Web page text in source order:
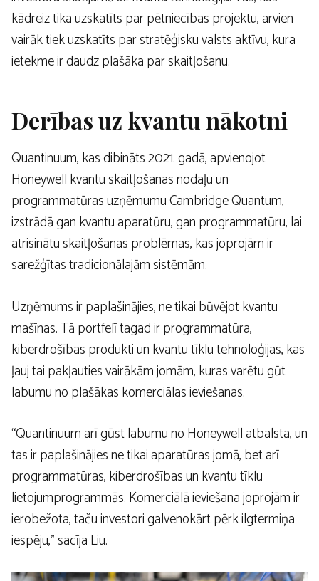
kādreiz tika uzskatīts par pētniecības projektu, arvien
vairāk tiek uzskatīts par stratēģisku valsts aktīvu, kura
ietekme ir daudz plašāka par skaitļošanu.
Derības uz kvantu nākotni
Quantinuum, kas dibināts 2021. gadā, apvienojot
Honeywell kvantu skaitļošanas nodaļu un
programmatūras uzņēmumu Cambridge Quantum,
izstrādā gan kvantu aparatūru, gan programmatūru, lai
atrisinātu skaitļošanas problēmas, kas joprojām ir
sarežģītas tradicionālajām sistēmām.
Uzņēmums ir paplašinājies, ne tikai būvējot kvantu
mašīnas. Tā portfelī tagad ir programmatūra,
kiberdrošības produkti un kvantu tīklu tehnoloģijas, kas
ļauj tai pakļauties vairākām jomām, kuras varētu gūt
labumu no plašākas komerciālas ieviešanas.
“Quantinuum arī gūst labumu no Honeywell atbalsta, un
tas ir paplašinājies ne tikai aparatūras jomā, bet arī
programmatūras, kiberdrošības un kvantu tīklu
lietojumprogrammās. Komerciālā ieviešana joprojām ir
ierobežota, taču investori galvenokārt pērk ilgtermiņa
iespēju,” sacīja Liu.